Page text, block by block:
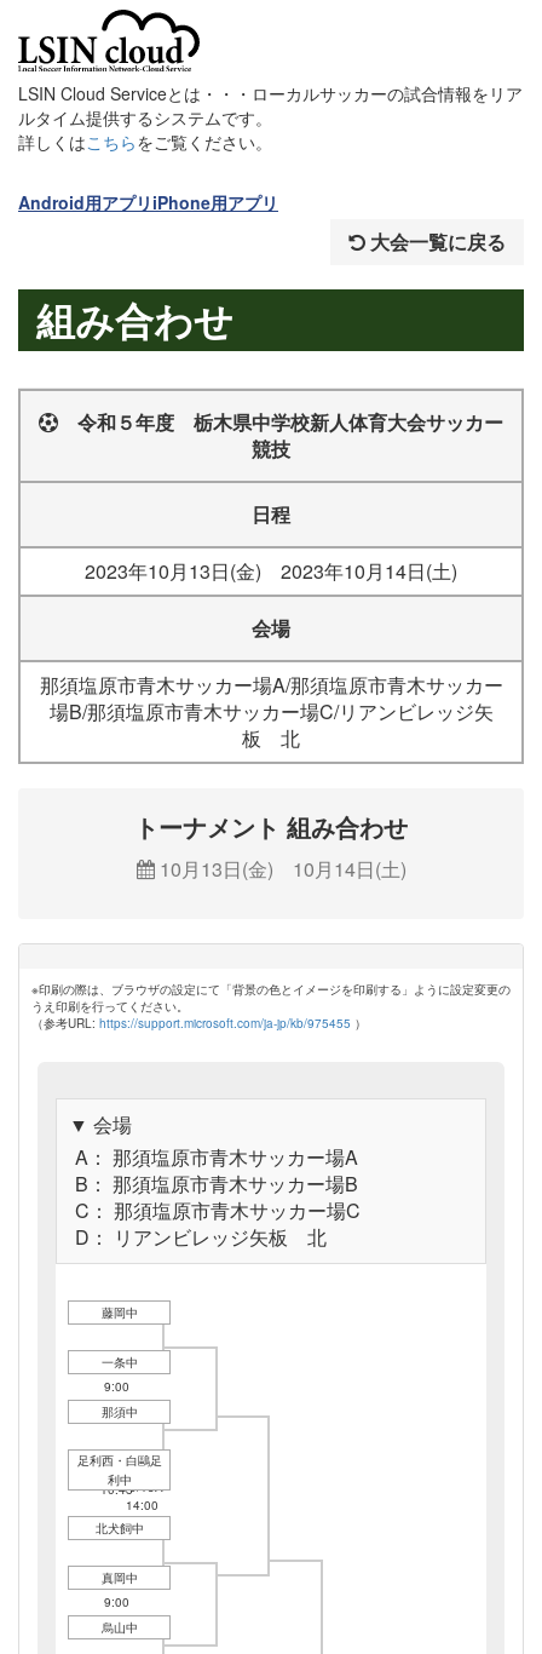
LSIN Cloud Serviceとは・・・ローカルサッカーの試合情報をリア
ルタイム提供するシステムです。
詳しくはこちらをご覧ください。
Android用アプリ iPhone用アプリ
大会一覧に戻る
組み合わせ
令和５年度 栃木県中学校新人体育大会サッカー
競技
日程
2023年10月13日(金) 2023年10月14日(土)
会場
那須塩原市青木サッカー場A/那須塩原市青木サッカー
場B/那須塩原市青木サッカー場C/リアンビレッジ矢
板 北
トーナメント 組み合わせ
10月13日(金) 10月14日(土)
※印刷の際は、ブラウザの設定にて「背景の色とイメージを印刷する」ように設定変更の
うえ印刷を行ってください。
（参考URL: https://support.microsoft.com/ja-jp/kb/975455 ）
▼ 会場
A： 那須塩原市青木サッカー場A
B： 那須塩原市青木サッカー場B
C： 那須塩原市青木サッカー場C
D： リアンビレッジ矢板 北
藤岡中
10/13A
9:00
一条中
10/13A
14:00
那須中
10/13A
10:45
足利西・白鷗足
利中
北犬飼中
10/13C
9:00
真岡中
烏山中